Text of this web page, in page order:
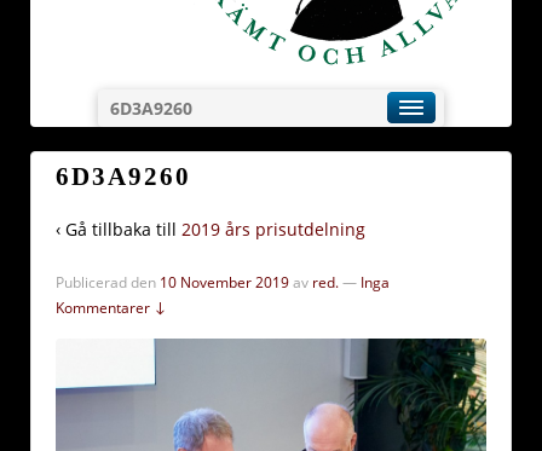
6D3A9260
6D3A9260
‹ Gå tillbaka till 2019 års prisutdelning
Publicerad den 10 November 2019av red.— Inga
Kommentarer ↓